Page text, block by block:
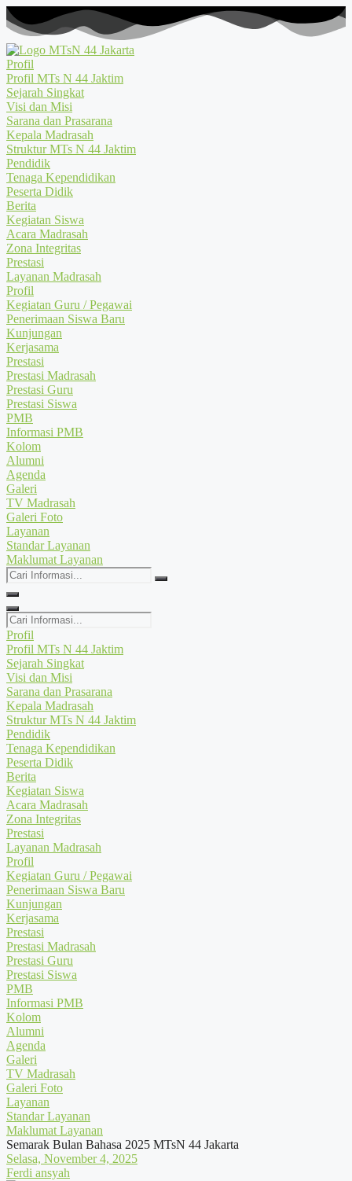
Profil
Profil MTs N 44 Jaktim
Sejarah Singkat
Visi dan Misi
Sarana dan Prasarana
Kepala Madrasah
Struktur MTs N 44 Jaktim
Pendidik
Tenaga Kependidikan
Peserta Didik
Berita
Kegiatan Siswa
Acara Madrasah
Zona Integritas
Prestasi
Layanan Madrasah
Profil
Kegiatan Guru / Pegawai
Penerimaan Siswa Baru
Kunjungan
Kerjasama
Prestasi
Prestasi Madrasah
Prestasi Guru
Prestasi Siswa
PMB
Informasi PMB
Kolom
Alumni
Agenda
Galeri
TV Madrasah
Galeri Foto
Layanan
Standar Layanan
Maklumat Layanan
Cari
Informasi...
Cari
Informasi...
Profil
Profil MTs N 44 Jaktim
Sejarah Singkat
Visi dan Misi
Sarana dan Prasarana
Kepala Madrasah
Struktur MTs N 44 Jaktim
Pendidik
Tenaga Kependidikan
Peserta Didik
Berita
Kegiatan Siswa
Acara Madrasah
Zona Integritas
Prestasi
Layanan Madrasah
Profil
Kegiatan Guru / Pegawai
Penerimaan Siswa Baru
Kunjungan
Kerjasama
Prestasi
Prestasi Madrasah
Prestasi Guru
Prestasi Siswa
PMB
Informasi PMB
Kolom
Alumni
Agenda
Galeri
TV Madrasah
Galeri Foto
Layanan
Standar Layanan
Maklumat Layanan
Semarak Bulan Bahasa 2025 MTsN 44 Jakarta
Selasa, November 4, 2025
Ferdi ansyah